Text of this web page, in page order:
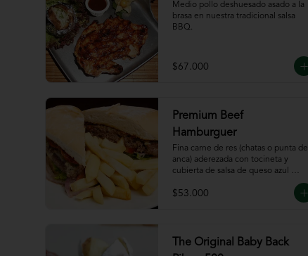
Medio pollo deshuesado asado a la
brasa en nuestra tradicional salsa
BBQ.
$67.000
Premium Beef
Hamburguer
Fina carne de res (chatas o punta de
anca) aderezada con tocineta y
cubierta de salsa de queso azul
acompañada de papas a la francesa.
$53.000
The Original Baby Back